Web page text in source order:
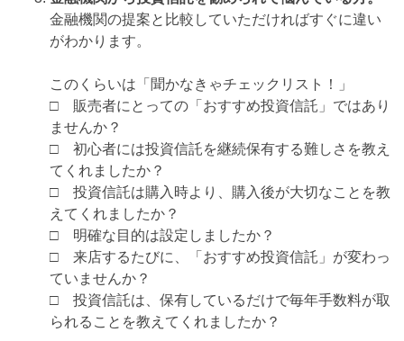
金融機関の提案と比較していただければすぐに違い
がわかります。
このくらいは「聞かなきゃチェックリスト！」
□ 販売者にとっての「おすすめ投資信託」ではあり
ませんか？
□ 初心者には投資信託を継続保有する難しさを教え
てくれましたか？
□ 投資信託は購入時より、購入後が大切なことを教
えてくれましたか？
□ 明確な目的は設定しましたか？
□ 来店するたびに、「おすすめ投資信託」が変わっ
ていませんか？
□ 投資信託は、保有しているだけで毎年手数料が取
られることを教えてくれましたか？